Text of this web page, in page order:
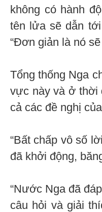
không có hành
tên lửa sẽ dẫn
“Đơn giản là nó
Tổng thống Nga
vực này và ở thời
cả các đề nghị
“Bất chấp vô số
đã khởi động,
“Nước Nga đã
câu hỏi và giải